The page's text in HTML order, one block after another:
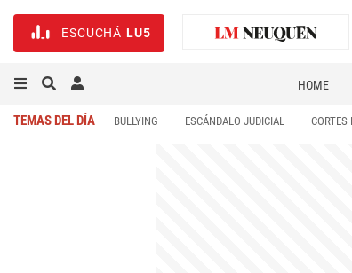
ESCUCHÁ LU5
HOME
TEMAS DEL DÍA BULLYING ESCÁNDALO JUDICIAL CORTES